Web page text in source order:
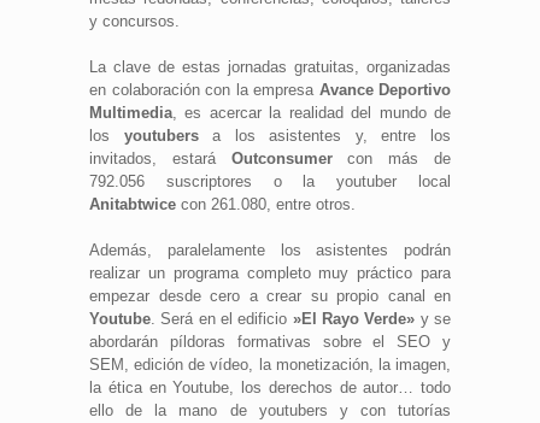
y concursos.
La clave de estas jornadas gratuitas, organizadas
en colaboración con la empresa Avance Deportivo
Multimedia, es acercar la realidad del mundo de
los youtubersa los asistentes y, entre los
invitados, estará Outconsumercon más de
792.056 suscriptores o la youtuber local
Anitabtwice con 261.080, entre otros.
Además, paralelamente los asistentes podrán
realizar un programa completo muy práctico para
empezar desde cero a crear su propio canal en
Youtube. Será en el edificio »El Rayo Verde» y se
abordarán píldoras formativas sobre el SEO y
SEM, edición de vídeo, la monetización, la imagen,
la ética en Youtube, los derechos de autor… todo
ello de la mano de youtubers y con tutorías